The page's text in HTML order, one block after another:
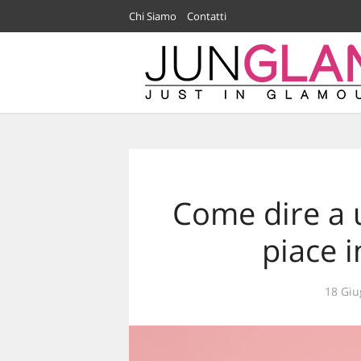
Chi Siamo Contatti
Come dire a
piace
18